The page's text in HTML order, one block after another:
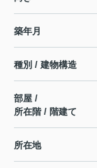
築年月
種別 / 建物構造
部屋 /
所在階 / 階建て
所在地